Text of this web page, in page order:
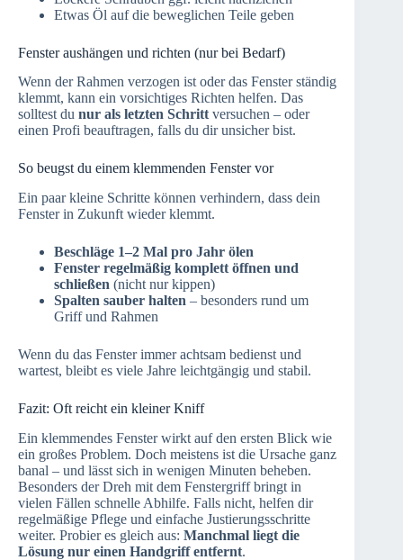
Etwas Öl auf die beweglichen Teile geben
Fenster aushängen und richten (nur bei Bedarf)
Wenn der Rahmen verzogen ist oder das Fenster ständig
klemmt, kann ein vorsichtiges Richten helfen. Das
solltest du nur als letzten Schritt versuchen – oder
einen Profi beauftragen, falls du dir unsicher bist.
So beugst du einem klemmenden Fenster vor
Ein paar kleine Schritte können verhindern, dass dein
Fenster in Zukunft wieder klemmt.
Beschläge 1–2 Mal pro Jahr ölen
Fenster regelmäßig komplett öffnen und
schließen (nicht nur kippen)
Spalten sauber halten – besonders rund um
Griff und Rahmen
Wenn du das Fenster immer achtsam bedienst und
wartest, bleibt es viele Jahre leichtgängig und stabil.
Fazit: Oft reicht ein kleiner Kniff
Ein klemmendes Fenster wirkt auf den ersten Blick wie
ein großes Problem. Doch meistens ist die Ursache ganz
banal – und lässt sich in wenigen Minuten beheben.
Besonders der Dreh mit dem Fenstergriff bringt in
vielen Fällen schnelle Abhilfe. Falls nicht, helfen dir
regelmäßige Pflege und einfache Justierungsschritte
weiter. Probier es gleich aus: Manchmal liegt die
Lösung nur einen Handgriff entfernt.